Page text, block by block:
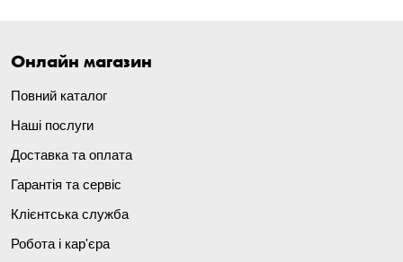
Онлайн магазин
Повний каталог
Наші послуги
Доставка та оплата
Гарантія та сервіс
Клієнтська служба
Робота і кар'єра